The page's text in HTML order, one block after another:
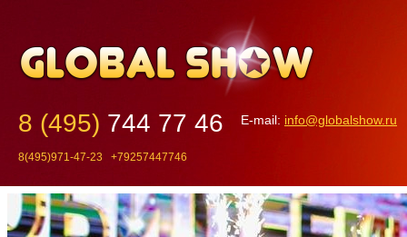
8 (495) 744 77 46
8(495)971-47-23 +79257447746
E-mail: info@globalshow.ru